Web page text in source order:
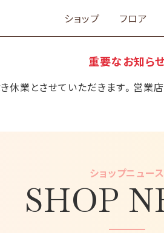
ショップ フロア
重要なお知ら
業とさせていただきます。営業店
SHOP
ショップニュース